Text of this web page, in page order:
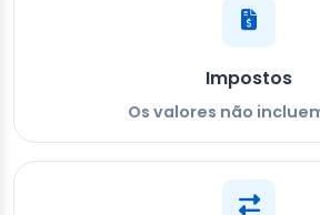
Impostos
Os valores não